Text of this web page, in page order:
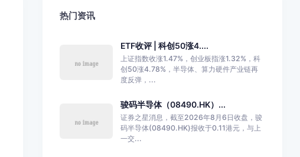
热门资讯
ETF收评 | 科创50涨4....
上证指数收涨1.47%，创业板指涨1.32%，科
创50涨4.78%，半导体、算力硬件产业链再
度反弹，...
骏码半导体（08490.HK）...
证券之星消息，截至2026年8月6日收盘，骏
码半导体(08490.HK)报收于0.11港元，与上
一交...